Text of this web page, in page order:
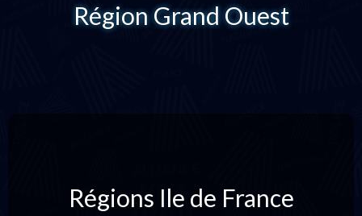
Région Grand Ouest
Régions Ile de France